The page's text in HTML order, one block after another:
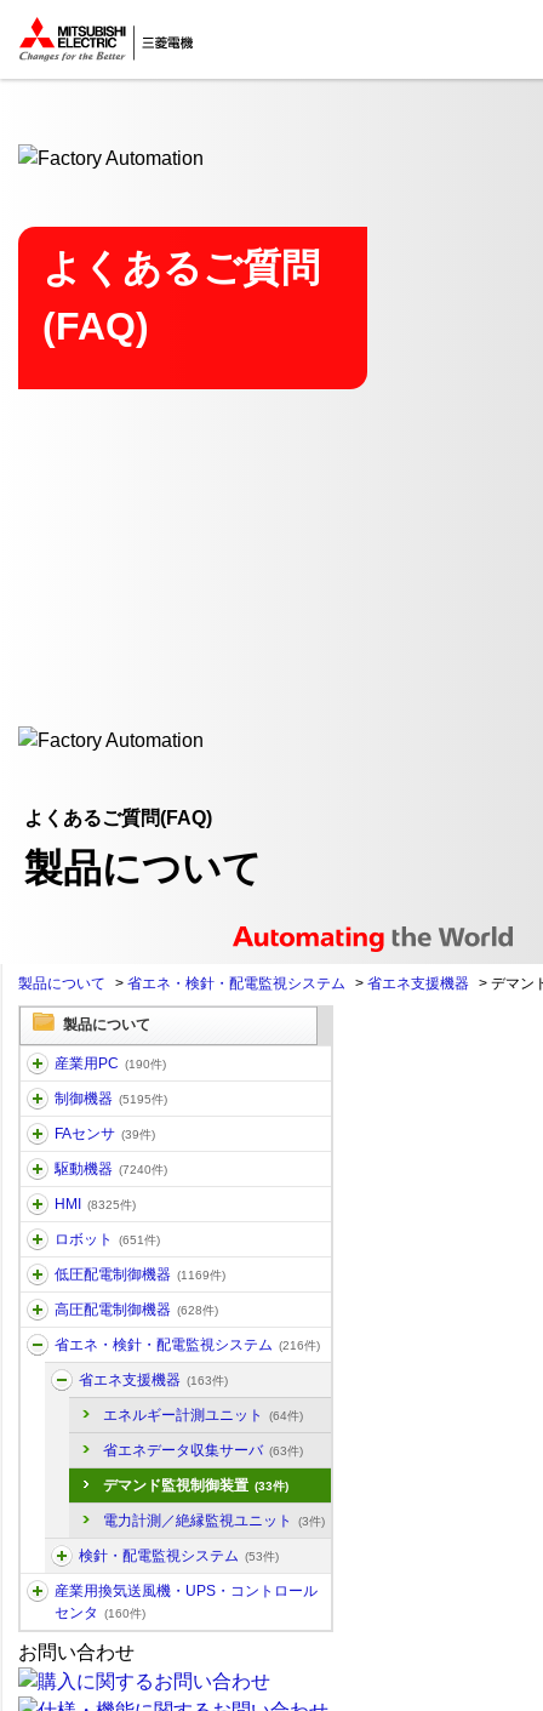
ここから本文
よくあるご質問
(FAQ)
よくあるご質問(FAQ)
製品について
製品について > 省エネ・検針・配電監視システム > 省エネ支援機器 > デマン
製品について
産業用PC (190件)
制御機器 (5195件)
FAセンサ (39件)
駆動機器 (7240件)
HMI (8325件)
ロボット (651件)
低圧配電制御機器 (1169件)
高圧配電制御機器 (628件)
省エネ・検針・配電監視システム (216件)
省エネ支援機器 (163件)
エネルギー計測ユニット (64件)
省エネデータ収集サーバ (63件)
デマンド監視制御装置 (33件)
電力計測／絶縁監視ユニット (3件)
検針・配電監視システム (53件)
産業用換気送風機・UPS・コントロール
センタ
(160件)
お問い合わせ